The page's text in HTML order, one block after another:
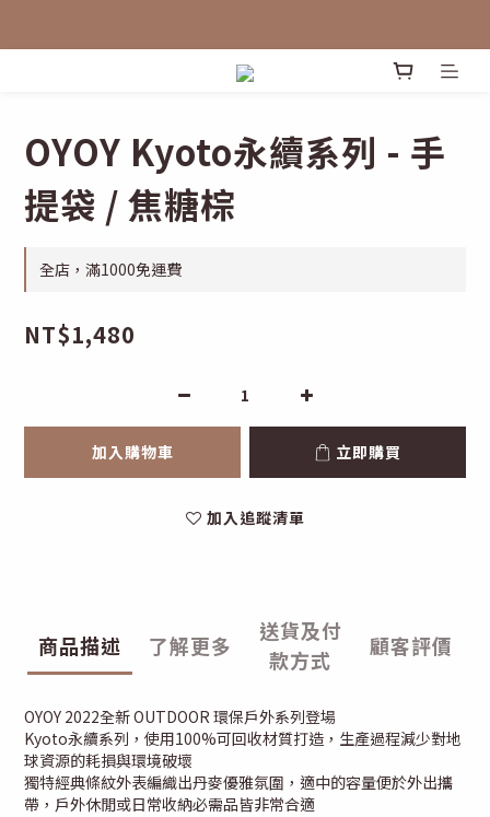
OYOY Kyoto永續系列 - 手
提袋 / 焦糖棕
全店，滿1000免運費
NT$1,480
加入購物車 立即購買
加入追蹤清單
商品描述 了解更多
送貨及付
款方式
顧客評價
OYOY 2022全新 OUTDOOR 環保戶外系列登場
Kyoto永續系列，使用100%可回收材質打造，生產過程減少對地
球資源的耗損與環境破壞
獨特經典條紋外表編織出丹麥優雅氛圍，適中的容量便於外出攜
帶，戶外休閒或日常收納必需品皆非常合適